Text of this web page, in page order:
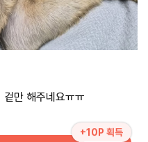
만 해주네요ㅠㅠ
+10P 획득